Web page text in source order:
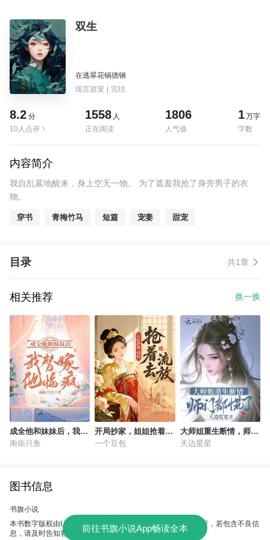
双生
在逃翠花锅德钢
现言甜宠 | 完结
8.2 分
10人点评
1558 人
正在阅读
1806
人气值
1万字
字数
内容简介
我自乱墓地醒来，身上空无一物。 为了遮羞我抢了身旁男子的衣
物。
穿书 青梅竹马 短篇 宠妻 甜宠
目录 共1章
相关推荐 换一换
成全他和妹妹后，我替
嫁，他悔疯
南佑只鱼
开局抄家，姐姐抢着去
流放
一个豆包
大师姐重生断情，师门
都慌了
天边星星
图书信息
书旗小说
本书数字版权由UC故事会提供，授权本软件使用、制作、发行，若包含不良信
息，请及时告知客服。
前往书旗小说App畅读全本